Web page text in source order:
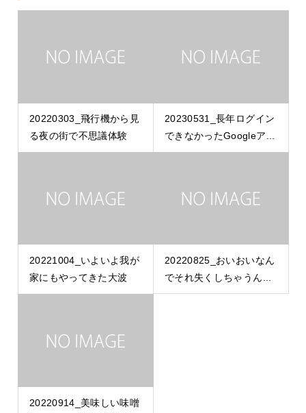
20220303_飛行機から見
る夜の街で不思議体験
20230531_長年ログイン
できなかったGoogleア...
20221004_いよいよ我が
家にもやってきた大波
20220825_おいおいなん
でそれ失くしちゃうん...
20220914_美味しい味噌